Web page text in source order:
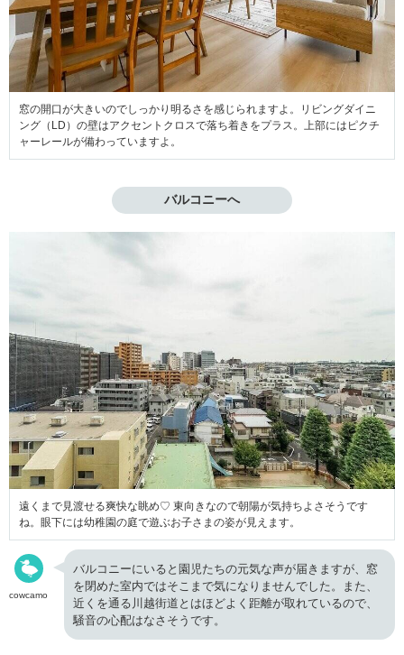
窓の開口が大きいのでしっかり明るさを感じられますよ。リビングダイニ
ング（LD）の壁はアクセントクロスで落ち着きをプラス。上部にはピクチ
ャーレールが備わっていますよ。
バルコニーへ
遠くまで見渡せる爽快な眺め♡ 東向きなので朝陽が気持ちよさそうです
ね。眼下には幼稚園の庭で遊ぶお子さまの姿が見えます。
cowcamo
バルコニーにいると園児たちの元気な声が届きますが、窓
を閉めた室内ではそこまで気になりませんでした。また、
近くを通る川越街道とはほどよく距離が取れているので、
騒音の心配はなさそうです。